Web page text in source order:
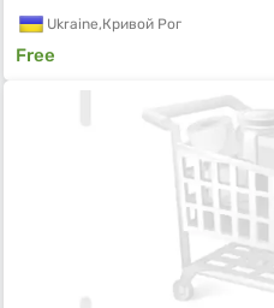
Ukraine,Кривой Рог
Free